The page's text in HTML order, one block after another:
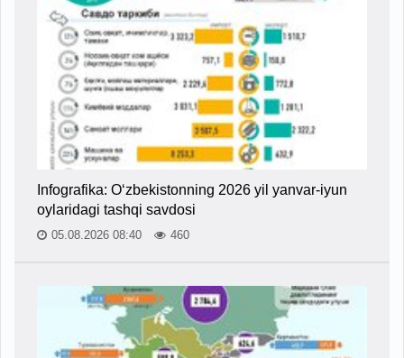
Infografika: O‘zbekistonning 2026 yil yanvar-iyun
oylaridagi tashqi savdosi
05.08.2026 08:40 460